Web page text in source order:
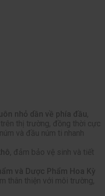
nhỏ dần về phía đầu
thị trường, đồng thời cực
và đầu núm ti nhanh
, đảm bảo vệ sinh và tiết
và Dược Phẩm Hoa Kỳ
thân thiện với môi trường,